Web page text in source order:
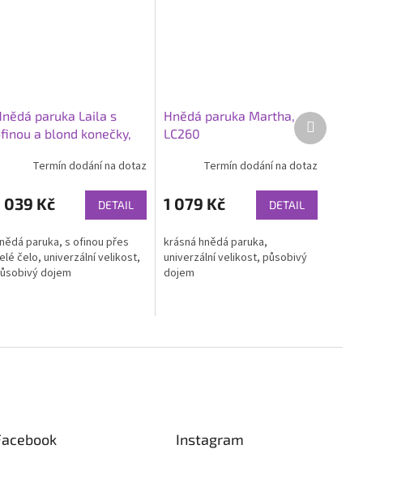
paruka Laila s
a blond konečky,
Termín dodání na dotaz
039 Kč DETAIL
paruka, s ofinou přes
čelo, univerzální velikost,
dojem
Hnědá paruka Martha,
LC260
Termín dodání na dotaz
1 079 Kč DETAIL
krásná hnědá paruka,
univerzální velikost, působivý
dojem
Další
produkt
Instagram